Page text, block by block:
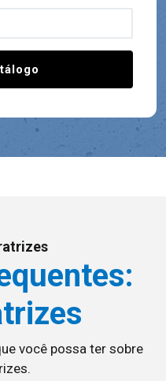
você possa ter sobre